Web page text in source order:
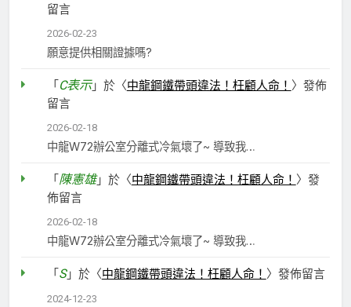
留言
2026-02-23
願意提供相關證據嗎?
「 C表示」於〈中龍鋼鐵帶頭違法！枉顧人命！ 〉發佈
留言
2026-02-18
中龍W72辦公室分離式冷氣壞了~ 導致我…
「 陳憲雄」於〈中龍鋼鐵帶頭違法！枉顧人命！ 〉發
佈留言
2026-02-18
中龍W72辦公室分離式冷氣壞了~ 導致我…
「 S」於〈中龍鋼鐵帶頭違法！枉顧人命！ 〉發佈留言
2024-12-23